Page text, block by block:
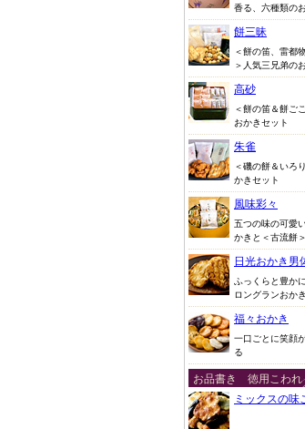
香る、六種類の
餅三昧
＜餅の笛、雷都
＞人気三兄弟の
高砂
＜餅の笛＆餅ご
おかきセット
朱雀
＜磯の餅＆いろ
かきセット
風味彩々
五つの味の可愛
かきと＜古流餅
日光おかき男
ふっくらと豊か
ロングランおかき
福々おかき
一口ごとに笑顔
る
お品書き 徳用こわれ
ミックスの味